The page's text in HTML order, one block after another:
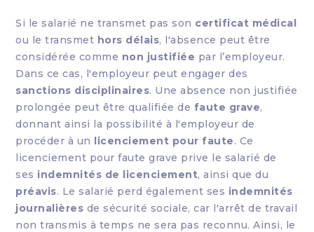
Si le salarié ne transmet pas son certificat médical
ou le transmet hors délais, l'absence peut être
considérée comme non justifiée par l’employeur.
Dans ce cas, l'employeur peut engager des
sanctions disciplinaires. Une absence non justifiée
prolongée peut être qualifiée de faute grave,
donnant ainsi la possibilité à l'employeur de
procéder à un licenciement pour faute. Ce
licenciement pour faute grave prive le salarié de
ses indemnités de licenciement, ainsi que du
préavis. Le salarié perd également ses indemnités
journalières de sécurité sociale, car l'arrêt de travail
non transmis à temps ne sera pas reconnu. Ainsi, le